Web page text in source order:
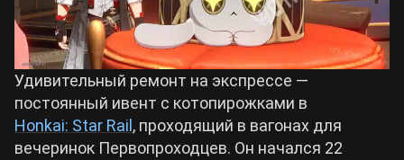
Kingdom Come: Deliverance 2
Path of Exile 2
Wuthering Waves
Билды Cyberpunk 2077
Билды Path of Exile 2
Удивительный ремонт на экспрессе —
постоянный ивент с котопирожками в
Honkai: Star Rail , проходящий в вагонах для
вечеринок Первопроходцев. Он начался 22